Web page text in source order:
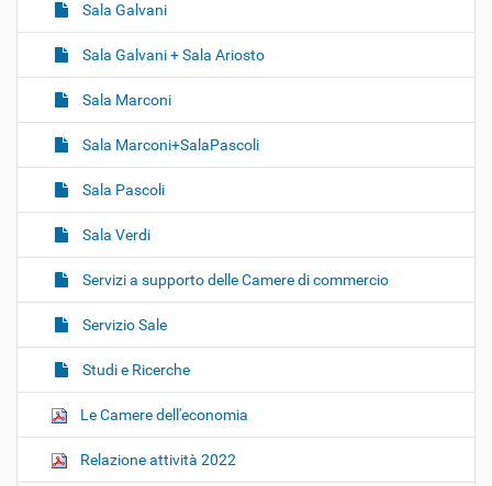
Sala Galvani
Sala Galvani + Sala Ariosto
Sala Marconi
Sala Marconi+SalaPascoli
Sala Pascoli
Sala Verdi
Servizi a supporto delle Camere di commercio
Servizio Sale
Studi e Ricerche
Le Camere dell'economia
Relazione attività 2022